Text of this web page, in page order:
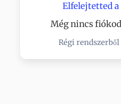
Elfelejtetted a
Még nincs
Régi